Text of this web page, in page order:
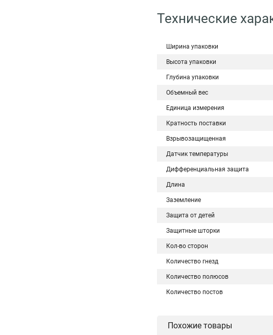
Технические
Ширина упаковки
Высота упаковки
Глубина упаковки
Объемный вес
Единица измерения
Кратность поставки
Взрывозащищенная
Датчик температуры
Дифференциальная защита
Длина
Заземление
Защита от детей
Защитные шторки
Кол-во сторон
Количество гнезд
Количество полюсов
Количество постов
Похожие товары